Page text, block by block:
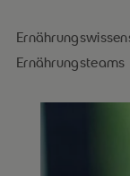
Ernährungsteams